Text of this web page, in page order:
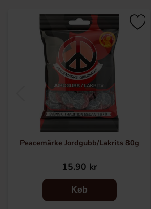
Peacemärke Jordgubb/Lakrits 80g
15.90 kr
Køb